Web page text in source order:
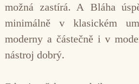
možná zastírá. A Bláha
minimálně v klasickém
moderny a částečně i v
nástroj dobrý.